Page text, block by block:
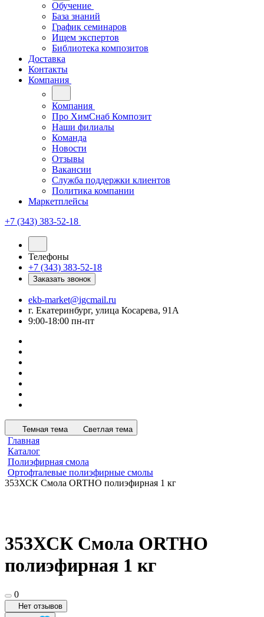
Обучение
База знаний
График семинаров
Ищем экспертов
Библиотека композитов
Доставка
Контакты
Компания
Компания
Про ХимСнаб Композит
Наши филиалы
Команда
Новости
Отзывы
Вакансии
Служба поддержки клиентов
Политика компании
Маркетплейсы
+7 (343) 383-52-18
Телефоны
+7 (343) 383-52-18
Заказать звонок
ekb-market@igcmail.ru
г. Екатеринбург, улица Косарева, 91А
9:00-18:00 пн-пт
Темная тема Светлая тема
Главная
Каталог
Полиэфирная смола
Ортофталевые полиэфирные смолы
353ХСК Смола ORTHO полиэфирная 1 кг
353ХСК Смола ORTHO
полиэфирная 1 кг
0
Нет отзывов